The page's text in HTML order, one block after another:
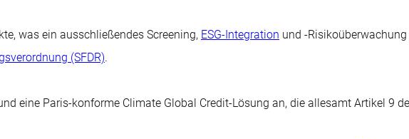
was ein ausschließendes Screening, ESG-Integration und -
(SFDR).
eine Paris-konforme Climate Global Credit-Lösung an, die allesamt Artikel 9